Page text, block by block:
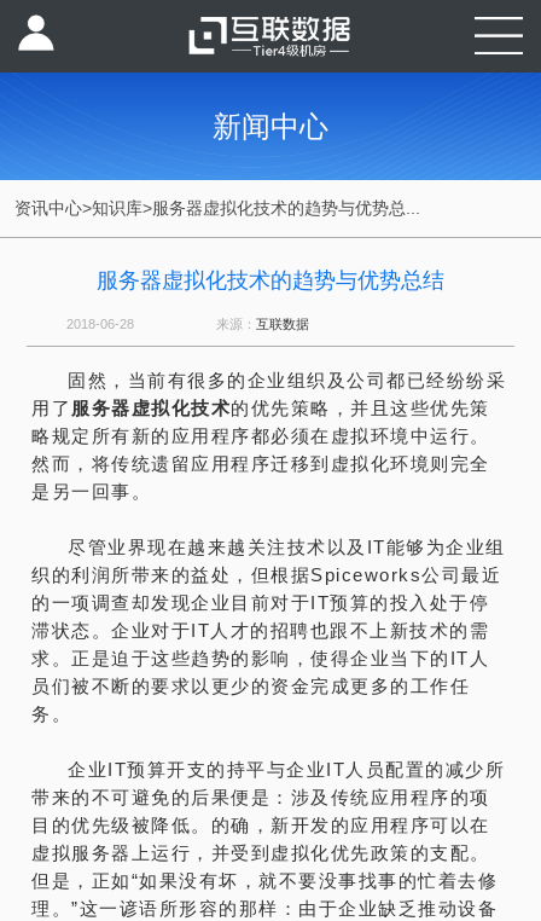
新闻中心
资讯中心>知识库>服务器虚拟化技术的趋势与优势总...
服务器虚拟化技术的趋势与优势总结
2018-06-28 来源： 互联数据
固然，当前有很多的企业组织及公司都已经纷纷采
用了 服务器虚拟化技术的优先策略，并且这些优先策
略规定所有新的应用程序都必须在虚拟环境中运行。
然而，将传统遗留应用程序迁移到虚拟化环境则完全
是另一回事。
尽管业界现在越来越关注技术以及IT能够为企业组
织的利润所带来的益处，但根据Spiceworks公司最近
的一项调查却发现企业目前对于IT预算的投入处于停
滞状态。企业对于IT人才的招聘也跟不上新技术的需
求。正是迫于这些趋势的影响，使得企业当下的IT人
员们被不断的要求以更少的资金完成更多的工作任
务。
企业IT预算开支的持平与企业IT人员配置的减少所
带来的不可避免的后果便是：涉及传统应用程序的项
目的优先级被降低。的确，新开发的应用程序可以在
虚拟服务器上运行，并受到虚拟化优先政策的支配。
但是，正如“如果没有坏，就不要没事找事的忙着去修
理。”这一谚语所形容的那样：由于企业缺乏推动设备